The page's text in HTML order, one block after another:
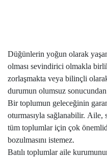
Düğünlerin yoğun olarak
olması sevindirici olmakla
zorlaşmakta veya bilinçli
durumun olumsuz
Bir toplumun geleceğinin
oturmasıyla sağlanabilir. Aile,
tüm toplumlar için çok
bozulmasını istemez.
Batılı toplumlar aile